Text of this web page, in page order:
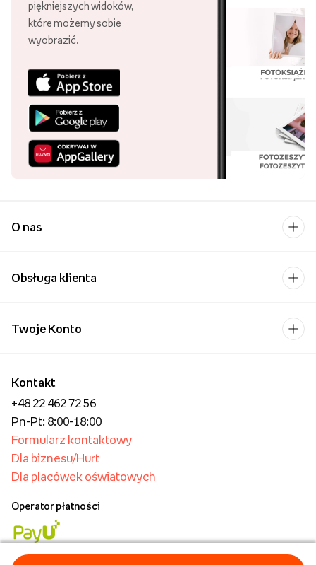
piękniejszych widoków,
które możemy sobie
wyobrazić.
O nas
Obsługa klienta
Kontakt
+48 22 462 72 56
Pn-Pt: 8:00-18:00
Formularz kontaktowy
Dla biznesu/Hurt
Dla placówek oświatowych
Operator płatności
Twoje Konto